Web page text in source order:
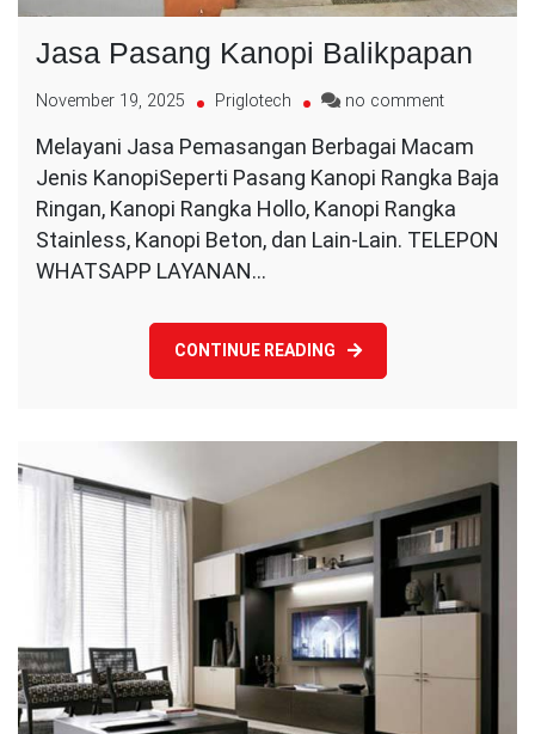
Jasa Pasang Kanopi Balikpapan
November 19, 2025 Priglotech no commenton
Pasang
Kanopi
Balikpapan
Melayani Jasa Pemasangan Berbagai Macam
Jenis KanopiSeperti Pasang Kanopi Rangka Baja
Ringan, Kanopi Rangka Hollo, Kanopi Rangka
Stainless, Kanopi Beton, dan Lain-Lain. TELEPON
WHATSAPP LAYANAN…
CONTINUE READING